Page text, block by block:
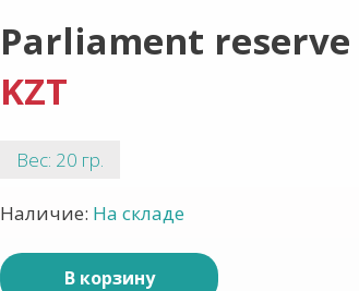
Parliament reserve
KZT
Вес: 20 гр.
Наличие: На складе
В корзину